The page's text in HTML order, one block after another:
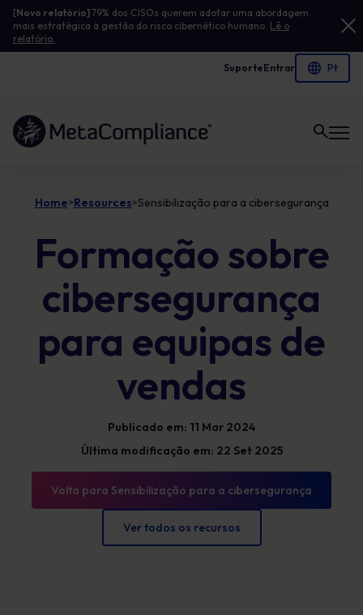
[Novo relatório]79% dos CISOs querem adotar uma abordagem
mais estratégica à gestão do risco cibernético humano. Lê o
relatório.
SuporteEntrar
Ligação à página inicial
Home>Resources>Sensibilização para a cibersegurança
Formação sobre
cibersegurança
para equipas de
vendas
Publicado em: 11 Mar 2024
Última modificação em: 22 Set 2025
Volta para Sensibilização para a cibersegurança
Ver todos os recursos